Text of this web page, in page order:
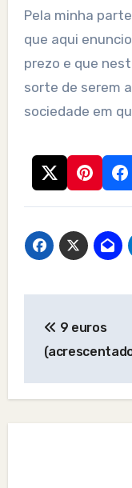
Pela minha parte
que aqui
prezo e que
sorte de serem a
sociedade em
9 euros